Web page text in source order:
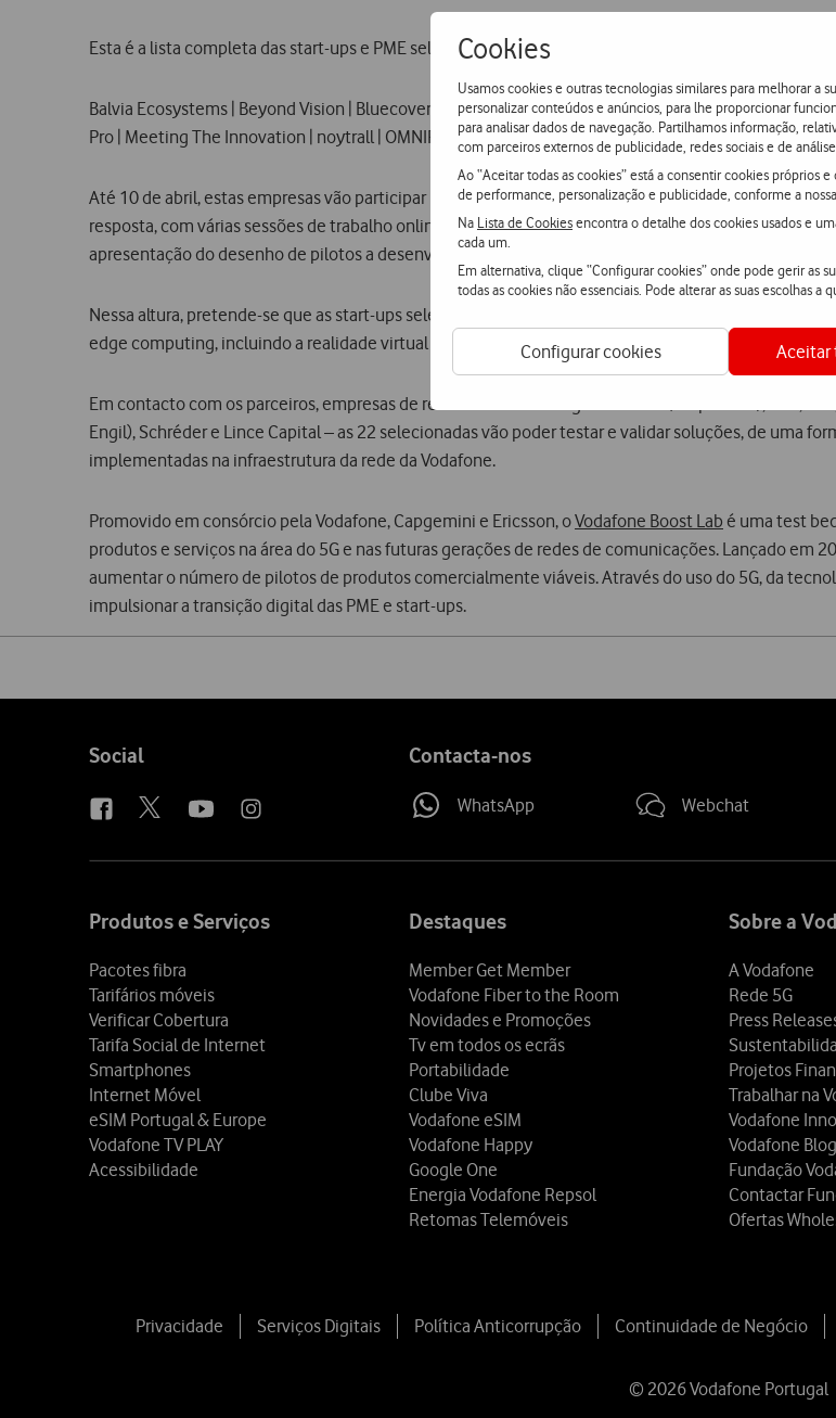
Cookies
Usamos cookies e outras tecnologias similares para melhorar a
personalizar conteúdos e anúncios, para lhe proporcionar
para analisar dados de navegação. Partilhamos informação,
com parceiros externos de publicidade, redes sociais e de análise.
Ao “Aceitar todas as cookies” está a consentir cookies próprios
de performance, personalização e publicidade, conforme a nossa
Na Lista de Cookiesencontra o detalhe dos cookies usados e
cada um.
Em alternativa, clique “Configurar cookies” onde pode gerir as
todas as cookies não essenciais. Pode alterar as suas escolhas a
Configurar cookies Aceitar
Esta é a lista completa das start-ups e PME selecionadas:
Balvia Ecosystems | Beyond Vision | Bluecover Technologies | CONNECTED | Enline | Ethiack |
Pro | Meeting The Innovation | noytrall | OMNIFLOW | PluggableAl | Sky Powerlines | TeroMovigo |
Até 10 de abril, estas empresas vão participar no bootcamp, fase destinada a identificar
resposta, com várias sessões de trabalho online onde se exploram e definem estratégias de
apresentação do desenho de pilotos a desenvolver no trecho seguinte do programa, de abril a junho.
Nessa altura, pretende-se que as start-ups selecionadas desenvolvam na test bed Vodafone Boost
edge computing, incluindo a realidade virtual e aumentada, drones, robótica, sensorização, big
Em contacto com os parceiros, empresas de referência em Portugal - A-to-Be (Grupo Brisa), CUF,
Engil), Schréder e Lince Capital – as 22 selecionadas vão poder testar e validar soluções, de uma
implementadas na infraestrutura da rede da Vodafone.
Promovido em consórcio pela Vodafone, Capgemini e Ericsson, oVodafone Boost Lab é uma test
produtos e serviços na área do 5G e nas futuras gerações de redes de comunicações. Lançado em
aumentar o número de pilotos de produtos comercialmente viáveis. Através do uso do 5G, da
impulsionar a transição digital das PME e start-ups.
social
Follow
Social Contacta-nos
WhatsApp Webchat
Produtos e Serviços
Pacotes fibra
Tarifários móveis
Verificar Cobertura
Tarifa Social de Internet
Smartphones
Internet Móvel
eSIM Portugal & Europe
Vodafone TV PLAY
Acessibilidade
Destaques
Member Get Member
Vodafone Fiber to the Room
Novidades e Promoções
Tv em todos os ecrãs
Portabilidade
Clube Viva
Vodafone eSIM
Vodafone Happy
Google One
Energia Vodafone Repsol
Retomas Telemóveis
Sobre a
A Vodafone
Rede 5G
Press
Projetos
Trabalhar na
Vodafone
Vodafone Blog
Fundação
Contactar
Ofertas
Privacidade Serviços Digitais Política Anticorrupção Continuidade de Negócio
© 2026 Vodafone Portugal